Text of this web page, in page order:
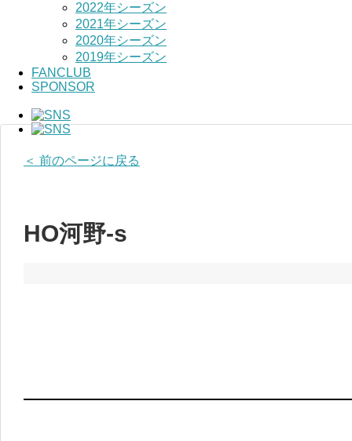
2022年シーズン
2021年シーズン
2020年シーズン
2019年シーズン
FANCLUB
SPONSOR
＜ 前のページに戻る
HO河野-s